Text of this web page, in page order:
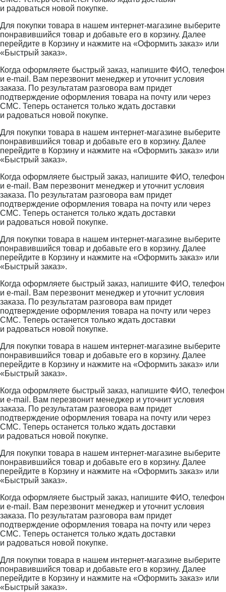
и радоваться новой покупке.
Для покупки товара в нашем интернет-магазине выберите
понравившийся товар и добавьте его в корзину. Далее
перейдите в Корзину и нажмите на «Оформить заказ» или
«Быстрый заказ».
Когда оформляете быстрый заказ, напишите ФИО, телефон
и e-mail. Вам перезвонит менеджер и уточнит условия
заказа. По результатам разговора вам придет
подтверждение оформления товара на почту или через
СМС. Теперь останется только ждать доставки
и радоваться новой покупке.
Для покупки товара в нашем интернет-магазине выберите
понравившийся товар и добавьте его в корзину. Далее
перейдите в Корзину и нажмите на «Оформить заказ» или
«Быстрый заказ».
Когда оформляете быстрый заказ, напишите ФИО, телефон
и e-mail. Вам перезвонит менеджер и уточнит условия
заказа. По результатам разговора вам придет
подтверждение оформления товара на почту или через
СМС. Теперь останется только ждать доставки
и радоваться новой покупке.
Для покупки товара в нашем интернет-магазине выберите
понравившийся товар и добавьте его в корзину. Далее
перейдите в Корзину и нажмите на «Оформить заказ» или
«Быстрый заказ».
Когда оформляете быстрый заказ, напишите ФИО, телефон
и e-mail. Вам перезвонит менеджер и уточнит условия
заказа. По результатам разговора вам придет
подтверждение оформления товара на почту или через
СМС. Теперь останется только ждать доставки
и радоваться новой покупке.
Для покупки товара в нашем интернет-магазине выберите
понравившийся товар и добавьте его в корзину. Далее
перейдите в Корзину и нажмите на «Оформить заказ» или
«Быстрый заказ».
Когда оформляете быстрый заказ, напишите ФИО, телефон
и e-mail. Вам перезвонит менеджер и уточнит условия
заказа. По результатам разговора вам придет
подтверждение оформления товара на почту или через
СМС. Теперь останется только ждать доставки
и радоваться новой покупке.
Для покупки товара в нашем интернет-магазине выберите
понравившийся товар и добавьте его в корзину. Далее
перейдите в Корзину и нажмите на «Оформить заказ» или
«Быстрый заказ».
Когда оформляете быстрый заказ, напишите ФИО, телефон
и e-mail. Вам перезвонит менеджер и уточнит условия
заказа. По результатам разговора вам придет
подтверждение оформления товара на почту или через
СМС. Теперь останется только ждать доставки
и радоваться новой покупке.
Для покупки товара в нашем интернет-магазине выберите
понравившийся товар и добавьте его в корзину. Далее
перейдите в Корзину и нажмите на «Оформить заказ» или
«Быстрый заказ».